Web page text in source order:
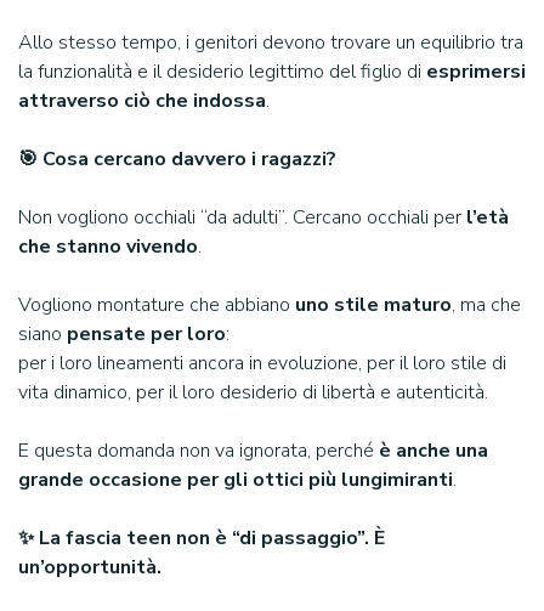
Allo stesso tempo, i genitori devono trovare un equilibrio tra
la funzionalità e il desiderio legittimo del figlio di esprimersi
attraverso ciò che indossa.
🎯 Cosa cercano davvero i ragazzi?
Non vogliono occhiali “da adulti”. Cercano occhiali per l’età
che stanno vivendo.
Vogliono montature che abbiano uno stile maturo, ma che
siano pensate per loro:
per i loro lineamenti ancora in evoluzione, per il loro stile di
vita dinamico, per il loro desiderio di libertà e autenticità.
E questa domanda non va ignorata, perché è anche una
grande occasione per gli ottici più lungimiranti.
✨ La fascia teen non è “di passaggio”. È
un’opportunità.